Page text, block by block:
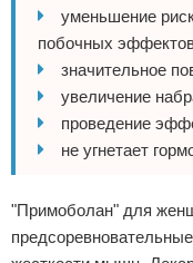
уменьшение
побочных
значительное
увеличение
проведение
не угнетает
"Примоболан" для